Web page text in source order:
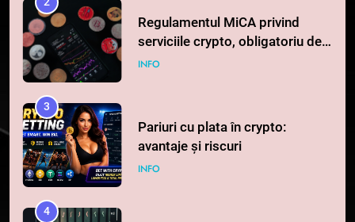
Regulamentul MiCA privind
serviciile crypto, obligatoriu de
la 1 iulie în România
INFO
3
Pariuri cu plata în crypto:
avantaje și riscuri
INFO
4